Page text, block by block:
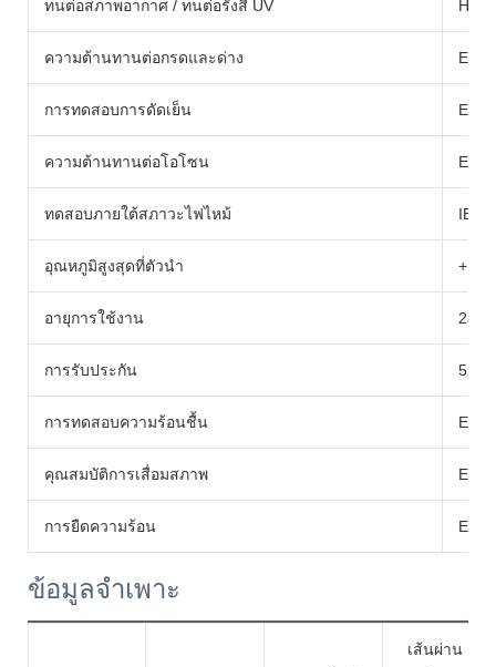
ทนต่อสภาพอากาศ / ทนต่อรังสี UV
ความต้านทานต่อกรดและด่าง
การทดสอบการดัดเย็น
ความต้านทานต่อโอโซน
ทดสอบภายใต้สภาวะไฟไหม้
อุณหภูมิสูงสุดที่ตัวนำ
อายุการใช้งาน 25
การรับประกัน 5 ปี
การทดสอบความร้อนชื้น
คุณสมบัติการเสื่อมสภาพ
การยืดความร้อน
ข้อมูลจำเพาะ
เส้นผ่าน